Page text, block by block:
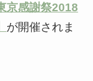
京感謝祭2018
が開催されま